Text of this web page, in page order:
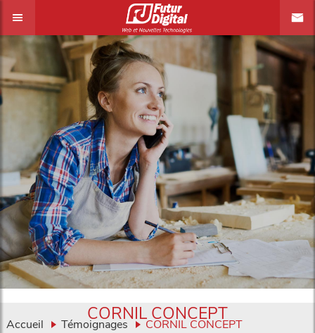
Accueil Témoignages CORNIL CONCEPT
CORNIL CONCEPT